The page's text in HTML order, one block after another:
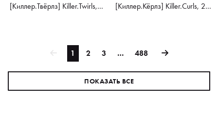
[Киллер.Твёрлз] Killer.Twirls,
[Киллер.Кёрлз] Killer.Curls, 200
1 2 3 … 488
ПОКАЗАТЬ ВСЕ